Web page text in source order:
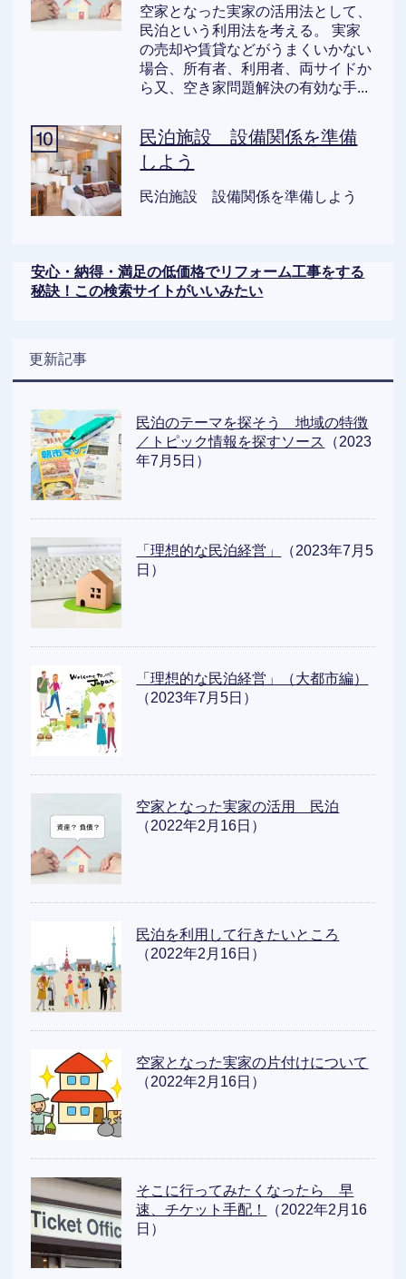
空家となった実家の活用法として、
民泊という利用法を考える。 実家
の売却や賃貸などがうまくいかない
場合、所有者、利用者、両サイドか
ら又、空き家問題解決の有効な手...
民泊施設 設備関係を準備
しよう
民泊施設 設備関係を準備しよう
安心・納得・満足の低価格でリフォーム工事をする
秘訣！この検索サイトがいいみたい
更新記事
民泊のテーマを探そう 地域の特徴
／トピック情報を探すソース
（2023
年7月5日）
「理想的な民泊経営」
（2023年7月5
日）
「理想的な民泊経営」（大都市編）
（2023年7月5日）
空家となった実家の活用 民泊
（2022年2月16日）
民泊を利用して行きたいところ
（2022年2月16日）
空家となった実家の片付けについて
（2022年2月16日）
そこに行ってみたくなったら 早
速、チケット手配！
（2022年2月16
日）